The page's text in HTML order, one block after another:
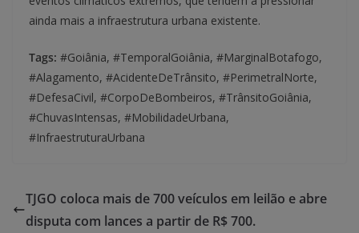
ainda mais a infraestrutura urbana existente.
Tags: #Goiânia, #TemporalGoiânia, #MarginalBotafogo,
#Alagamento, #AcidenteDeTrânsito, #PerimetralNorte,
#DefesaCivil, #CorpoDeBombeiros, #TrânsitoGoiânia,
#ChuvasIntensas, #MobilidadeUrbana,
#InfraestruturaUrbana
TJGO coloca mais de 700 veículos em leilão e abre
disputa com lances a partir de R$ 700.